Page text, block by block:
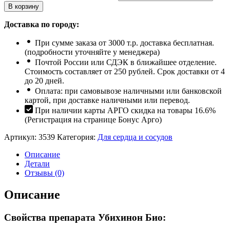
В корзину
Доставка по городу:
При сумме заказа от 3000 т.р. доставка бесплатная.
(подробности уточняйте у менеджера)
Почтой России или СДЭК в ближайшее отделение.
Стоимость составляет от 250 рублей. Срок доставки от 4
до 20 дней.
Оплата: при самовывозе наличными или банковской
картой, при доставке наличными или перевод.
При наличии карты АРГО скидка на товары 16.6%
(Регистрация на странице Бонус Арго)
Артикул: 3539 Категория: Для сердца и сосудов
Описание
Детали
Отзывы (0)
Описание
Свойства препарата Убихинон Био: